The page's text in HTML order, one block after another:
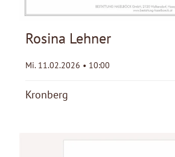
Rosina Lehner
Mi. 11.02.2026 • 10:00
Kronberg